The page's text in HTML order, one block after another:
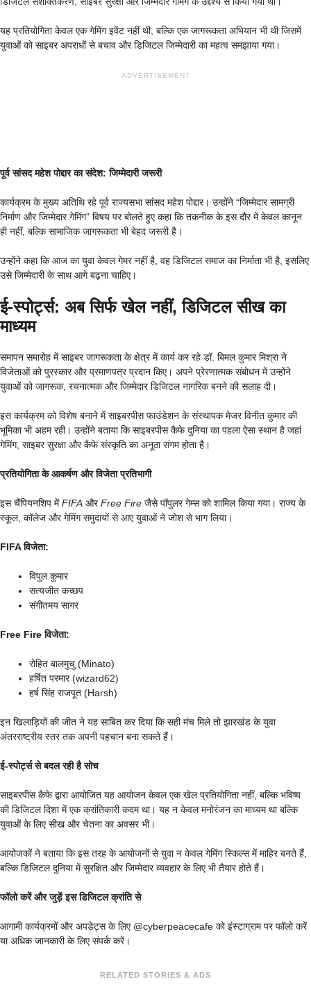
यह प्रतियोगिता केवल एक गेमिंग इवेंट नहीं थी, बल्कि एक जागरूकता अभियान भी थी जिसमें
युवाओं को साइबर अपराधों से बचाव और डिजिटल जिम्मेदारी का महत्व समझाया गया।
ADVERTISEMENT
पूर्व सांसद महेश पोद्दार का संदेश: जिम्मेदारी जरूरी
कार्यक्रम के मुख्य अतिथि रहे पूर्व राज्यसभा सांसद महेश पोद्दार। उन्होंने “जिम्मेदार सामग्री
निर्माण और जिम्मेदार गेमिंग” विषय पर बोलते हुए कहा कि तकनीक के इस दौर में केवल कानून
ही नहीं, बल्कि सामाजिक जागरूकता भी बेहद जरूरी है।
उन्होंने कहा कि आज का युवा केवल गेमर नहीं है, वह डिजिटल समाज का निर्माता भी है, इसलिए
उसे जिम्मेदारी के साथ आगे बढ़ना चाहिए।
ई-स्पोर्ट्स: अब सिर्फ खेल नहीं, डिजिटल सीख का
माध्यम
समापन समारोह में साइबर जागरूकता के क्षेत्र में कार्य कर रहे डॉ. बिमल कुमार मिश्रा ने
विजेताओं को पुरस्कार और प्रमाणपत्र प्रदान किए। अपने प्रेरणात्मक संबोधन में उन्होंने
युवाओं को जागरूक, रचनात्मक और जिम्मेदार डिजिटल नागरिक बनने की सलाह दी।
इस कार्यक्रम को विशेष बनाने में साइबरपीस फाउंडेशन के संस्थापक मेजर विनीत कुमार की
भूमिका भी अहम रही। उन्होंने बताया कि साइबरपीस कैफे दुनिया का पहला ऐसा स्थान है जहां
गेमिंग, साइबर सुरक्षा और कैफे संस्कृति का अनूठा संगम होता है।
प्रतियोगिता के आकर्षण और विजेता प्रतिभागी
इस चैंपियनशिप मेंFIFA औरFree Fire जैसे पॉपुलर गेम्स को शामिल किया गया। राज्य के
स्कूल, कॉलेज और गेमिंग समुदायों से आए युवाओं ने जोश से भाग लिया।
FIFA विजेता:
विपुल कुमार
सत्यजीत कच्छप
संगीतमय सागर
Free Fire विजेता:
रोहित बालमुचु (Minato)
हर्षित परमार (wizard62)
हर्ष सिंह राजपूत (Harsh)
इन खिलाड़ियों की जीत ने यह साबित कर दिया कि सही मंच मिले तो झारखंड के युवा
अंतरराष्ट्रीय स्तर तक अपनी पहचान बना सकते हैं।
ई-स्पोर्ट्स से बदल रही है सोच
साइबरपीस कैफे द्वारा आयोजित यह आयोजन केवल एक खेल प्रतियोगिता नहीं, बल्कि भविष्य
की डिजिटल दिशा में एक क्रांतिकारी कदम था। यह न केवल मनोरंजन का माध्यम था बल्कि
युवाओं के लिए सीख और चेतना का अवसर भी।
आयोजकों ने बताया कि इस तरह के आयोजनों से युवा न केवल गेमिंग स्किल्स में माहिर बनते हैं,
बल्कि डिजिटल दुनिया में सुरक्षित और जिम्मेदार व्यवहार के लिए भी तैयार होते हैं।
फॉलो करें और जुड़ें इस डिजिटल क्रांति से
आगामी कार्यक्रमों और अपडेट्स के लिए @cyberpeacecafe को इंस्टाग्राम पर फॉलो करें
या अधिक जानकारी के लिए संपर्क करें।
RELATED STORIES & ADS